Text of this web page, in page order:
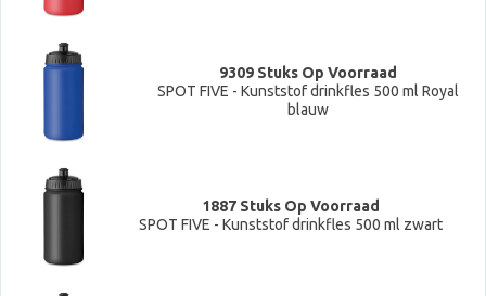
9309 Stuks Op Voorraad
SPOT FIVE - Kunststof drinkfles 500 ml Royal
blauw
1887 Stuks Op Voorraad
SPOT FIVE - Kunststof drinkfles 500 ml zwart